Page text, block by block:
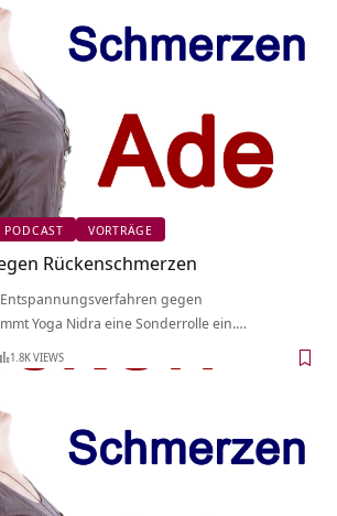
PODCAST VORTRÄGE
Rückenschmerzen
gegen
Yoga Nidra eine Sonderrolle ein.…
1.8K VIEWS